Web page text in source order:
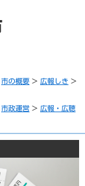
市の概要 > 広報しき >
市政運営 > 広報・広聴